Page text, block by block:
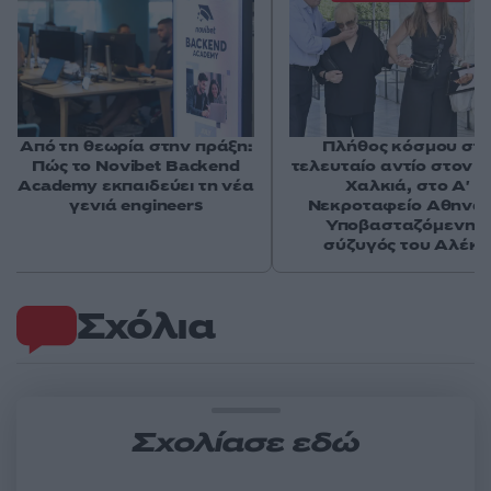
Σχόλια
Σχολίασε εδώ
Από τη θεωρία στην πράξη:
Πώς το Novibet Backend
Academy εκπαιδεύει τη νέα
γενιά engineers
Πλήθος κόσμου
τελευταίο αντίο στον
Χαλκιά, στο Α'
Νεκροταφείο
Υποβασταζόμενη η
σύζυγός του Αλέκα